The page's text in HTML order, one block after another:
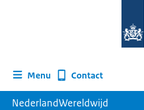
homepage
Menu Contact
NederlandWereldwijd